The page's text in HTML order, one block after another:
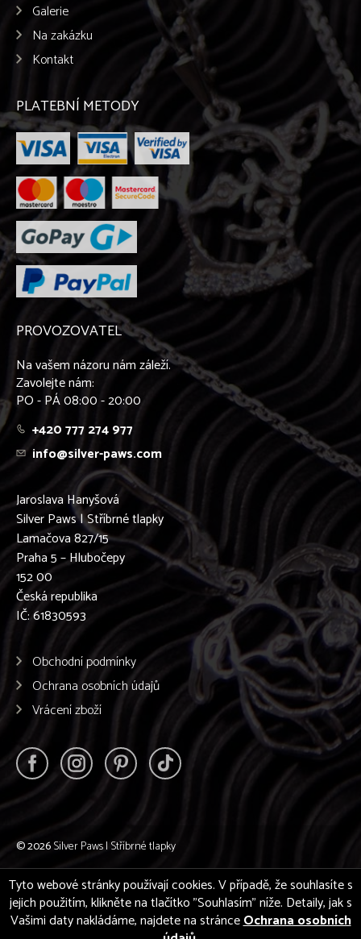
Galerie
Na zakázku
Kontakt
PLATEBNÍ METODY
PROVOZOVATEL
Na vašem názoru nám záleží.
Zavolejte nám:
PO - PÁ 08:00 - 20:00
+420 777 274 977
info@silver-paws.com
Jaroslava Hanyšová
Silver Paws | Stříbrné tlapky
Lamačova 827/15
Praha 5 – Hlubočepy
152 00
Česká republika
IČ: 61830593
Obchodní podmínky
Ochrana osobních údajů
Vrácení zboží
© 2026Silver Paws | Stříbrné tlapky
Tyto webové stránky používají cookies. V případě, že souhlasíte s
jejich použitím, klikněte na tlačítko "Souhlasím" níže. Detaily, jak s
Vašimi daty nakládáme, najdete na stránceOchrana osobních